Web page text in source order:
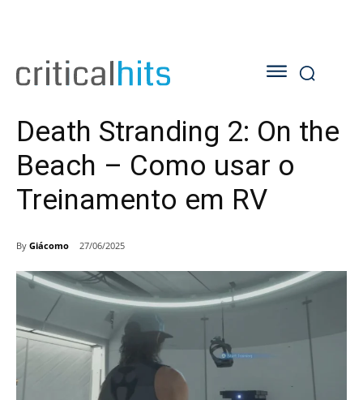
Death Stranding 2: On the
Beach – Como usar o
Treinamento em RV
By Giácomo 27/06/2025